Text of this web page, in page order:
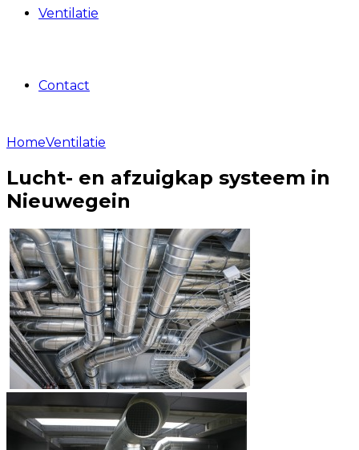
Ventilatie
Contact
HomeVentilatie
Lucht- en afzuigkap systeem in
Nieuwegein